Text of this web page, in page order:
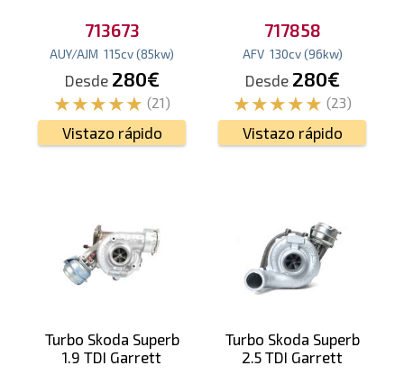
713673
AUY/AJM 115cv(85kw)
Desde 280€
(21)
Vistazo rápido
717858
AFV 130cv (96kw)
Desde 280€
(23)
Vistazo rápido
Turbo Skoda Superb
1.9 TDI Garrett
Turbo Skoda Superb
2.5 TDI Garrett